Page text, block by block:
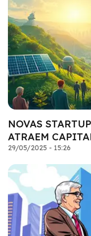
NOVAS
ATRAEM
29/05/2025 - 15:26